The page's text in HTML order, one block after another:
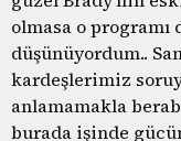
olmasa o programı
düşünüyordum..
kardeşlerimiz
anlamamakla
burada işinde